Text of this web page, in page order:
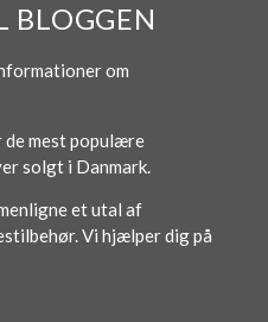
BLOGGEN
om
de mest populære
solgt i Danmark.
et utal af
Vi hjælper dig på